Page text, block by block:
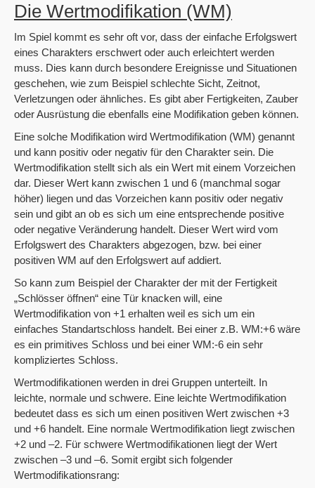
Die Wertmodifikation (WM)
Im Spiel kommt es sehr oft vor, dass der einfache Erfolgswert
eines Charakters erschwert oder auch erleichtert werden
muss. Dies kann durch besondere Ereignisse und Situationen
geschehen, wie zum Beispiel schlechte Sicht, Zeitnot,
Verletzungen oder ähnliches. Es gibt aber Fertigkeiten, Zauber
oder Ausrüstung die ebenfalls eine Modifikation geben können.
Eine solche Modifikation wird Wertmodifikation (WM) genannt
und kann positiv oder negativ für den Charakter sein. Die
Wertmodifikation stellt sich als ein Wert mit einem Vorzeichen
dar. Dieser Wert kann zwischen 1 und 6 (manchmal sogar
höher) liegen und das Vorzeichen kann positiv oder negativ
sein und gibt an ob es sich um eine entsprechende positive
oder negative Veränderung handelt. Dieser Wert wird vom
Erfolgswert des Charakters abgezogen, bzw. bei einer
positiven WM auf den Erfolgswert auf addiert.
So kann zum Beispiel der Charakter der mit der Fertigkeit
„Schlösser öffnen“ eine Tür knacken will, eine
Wertmodifikation von +1 erhalten weil es sich um ein
einfaches Standartschloss handelt. Bei einer z.B. WM:+6 wäre
es ein primitives Schloss und bei einer WM:-6 ein sehr
kompliziertes Schloss.
Wertmodifikationen werden in drei Gruppen unterteilt. In
leichte, normale und schwere. Eine leichte Wertmodifikation
bedeutet dass es sich um einen positiven Wert zwischen +3
und +6 handelt. Eine normale Wertmodifikation liegt zwischen
+2 und –2. Für schwere Wertmodifikationen liegt der Wert
zwischen –3 und –6. Somit ergibt sich folgender
Wertmodifikationsrang: